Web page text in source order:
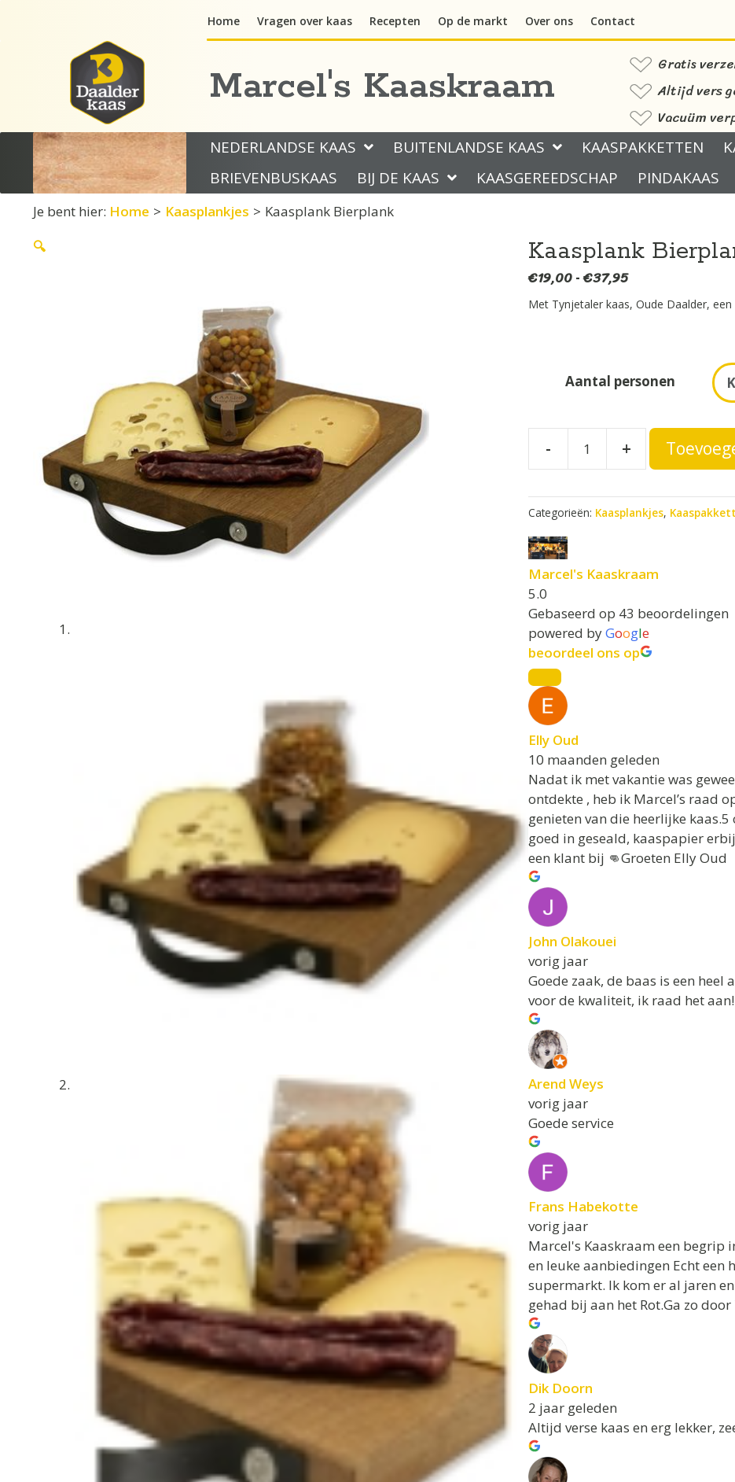
Home Vragen over kaas Recepten Op de markt Over ons Contact
Marcel's Kaaskraam
Gratis
Altijd vers
Vacuüm
NEDERLANDSE KAAS BUITENLANDSE KAAS KAASPAKKETTEN
BRIEVENBUSKAAS
BIJ DE KAAS KAASGEREEDSCHAP PINDAKAAS
Je bent hier: Home > Kaasplankjes > Kaasplank Bierplank
🔍
Kaasplank
€19,00 - €37,95Prijsklasse:
€19,00
tot
Met Tynjetaler kaas, Oude Daalder,
Aantal personen
-
Kaasplank
Bierplank
+
e
n
t
v
e
:
Categorieën: Kaasplankjes,
Marcel's Kaaskraam
5.0
Gebaseerd op 43 beoordelingen
powered byGoogle
beoordeel ons op
Elly Oud
10 maanden geleden
Nadat ik met vakantie was
ontdekte , heb ik Marcel’s raad
genieten van die heerlijke
goed in geseald, kaaspapier
een klant bij 👊Groeten Elly Oud
John Olakouei
vorig jaar
Goede zaak, de baas is een
voor de kwaliteit, ik raad het
Arend Weys
vorig jaar
Goede service
Frans Habekotte
vorig jaar
Marcel's Kaaskraam een begrip
en leuke aanbiedingen Echt een
supermarkt. Ik kom er al jaren
gehad bij aan het Rot.Ga zo
Dik Doorn
2 jaar geleden
Altijd verse kaas en erg lekker,